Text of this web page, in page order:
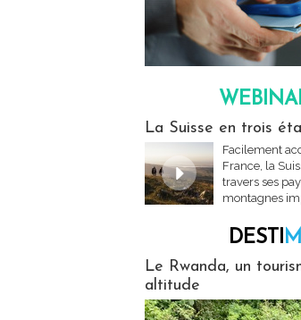
La Suisse en trois
Facilement
France, la
travers ses
montagnes
DESTI
Le Rwanda, un
altitude